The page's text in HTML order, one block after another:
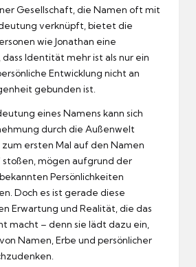
Gesellschaft, die Namen oft mit
verknüpft, bietet die
wie Jonathan eine
Identität mehr ist als nur ein
Entwicklung nicht an
gebunden ist.
eines Namens kann sich
durch die Außenwelt
zum ersten Mal auf den Namen
stoßen, mögen aufgrund der
Persönlichkeiten
Doch es ist gerade diese
Erwartung und Realität, die das
macht – denn sie lädt dazu ein,
Namen, Erbe und persönlicher